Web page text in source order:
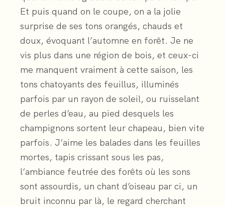
Et puis quand on le coupe, on a la jolie
surprise de ses tons orangés, chauds et
doux, évoquant l’automne en forêt. Je ne
vis plus dans une région de bois, et ceux-ci
me manquent vraiment à cette saison, les
tons chatoyants des feuillus, illuminés
parfois par un rayon de soleil, ou ruisselant
de perles d’eau, au pied desquels les
champignons sortent leur chapeau, bien vite
parfois. J’aime les balades dans les feuilles
mortes, tapis crissant sous les pas,
l’ambiance feutrée des forêts où les sons
sont assourdis, un chant d’oiseau par ci, un
bruit inconnu par là, le regard cherchant